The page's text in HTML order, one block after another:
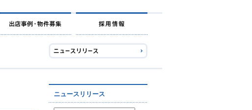
ニュースリリース